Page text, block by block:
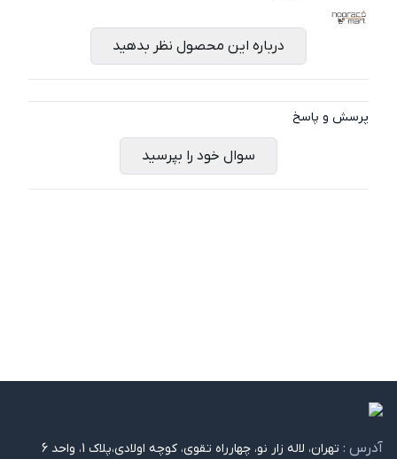
درباره این محصول نظر بدهید
پرسش و پاسخ
سوال خود را بپرسید
آدرس : تهران، لاله زار نو، چهارراه تقوی، کوچه اولادی،پلاک 1، واحد 6